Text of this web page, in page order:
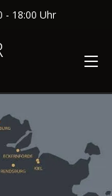
- 18:00 Uhr